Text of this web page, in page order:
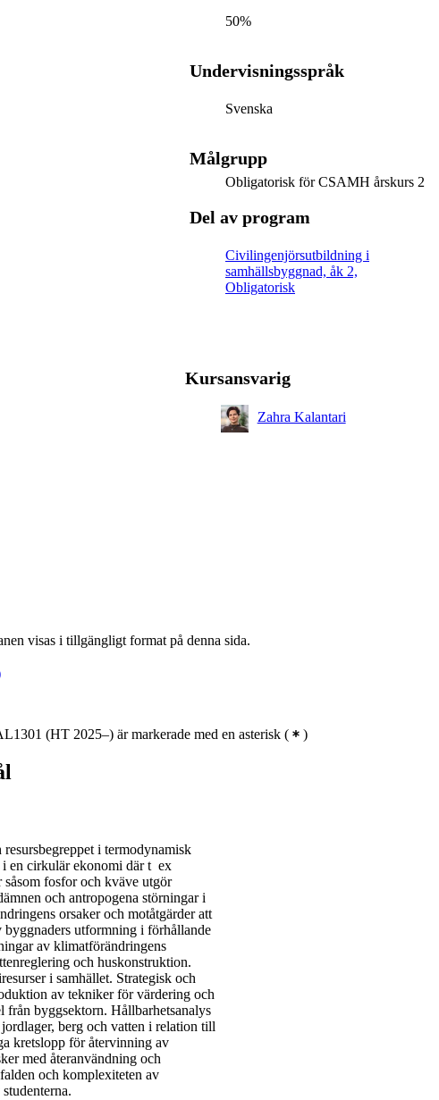
50%
Undervisningsspråk
Svenska
Målgrupp
Obligatorisk för CSAMH årskurs 2
Del av program
Civilingenjörsutbildning i
samhällsbyggnad, åk 2,
Obligatorisk
Kursansvarig
Zahra Kalantari
visas i tillgängligt format på denna sida.
(HT 2025–) är markerade med en asterisk ( )
i termodynamisk
i en cirkulär ekonomi där t ex
såsom fosfor och kväve utgör
och antropogena störningar i
orsaker och motåtgärder att
byggnaders utformning i förhållande
av klimatförändringens
och huskonstruktion.
i samhället. Strategisk och
av tekniker för värdering och
från byggsektorn. Hållbarhetsanalys
berg och vatten i relation till
kretslopp för återvinning av
med återanvändning och
och komplexiteten av